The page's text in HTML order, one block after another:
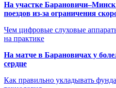
На участке
поездов из-за ограничения
Чем цифровые слуховые
на практике
На матче в Барановичах у
сердце
Как правильно укладывать